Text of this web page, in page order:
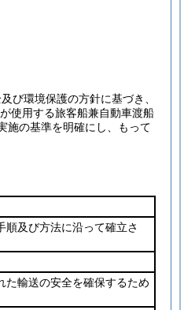
び環境保護の方針に基づき、
使用する旅客船兼自動車渡船
施の基準を明確にし、もって
及び方法に沿って確立さ
た輸送の安全を確保するため